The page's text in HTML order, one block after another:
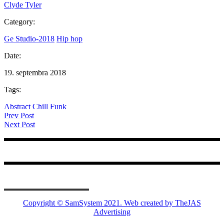
Clyde Tyler
Category:
Ge Studio-2018 Hip hop
Date:
19. septembra 2018
Tags:
Abstract Chill Funk
Prev Post
Next Post
Copyright © SamSystem 2021. Web created by TheJAS
Advertising